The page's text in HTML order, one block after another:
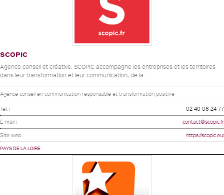
SCOPIC
Agence conseil et créative, SCOPIC accompagne les entreprises et les territoires
dans leur transformation et leur communication, de la...
Agence conseil en communication responsable et transformation positive
Tel. : 02 40 08 24 77
E-mail : contact@scopic.fr
Site web : https://scopic.eu/
PAYS DE LA LOIRE